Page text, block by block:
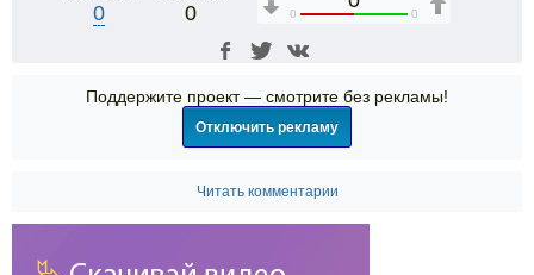
0 0 0 0
Поддержите проект — смотрите без рекламы!
Отключить рекламу
Читать комментарии